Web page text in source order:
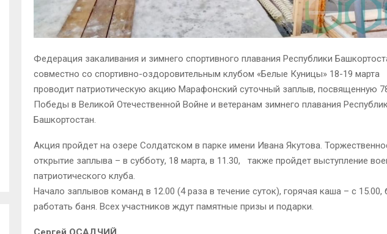
Федерация закаливания и зимнего спортивного плавания Республики
совместно со спортивно-оздоровительным клубом «Белые Куницы» 18-19 марта
проводит патриотическую акцию Марафонский суточный заплыв, посвященную
Победы в Великой Отечественной Войне и ветеранам зимнего плавания
Башкортостан.
Акция пройдет на озере Солдатском в парке имени Ивана Якутова.
открытие заплыва – в субботу, 18 марта, в 11.30, также пройдет выступление
патриотического клуба.
Начало заплывов команд в 12.00 (4 раза в течение суток), горячая каша – с 15.00,
работать баня. Всех участников ждут памятные призы и подарки.